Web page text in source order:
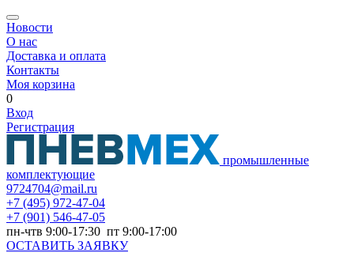
Новости
О нас
Доставка и оплата
Контакты
Моя корзина
0
Вход
Регистрация
промышленные
комплектующие
9724704@mail.ru
+7 (495) 972-47-04
+7 (901) 546-47-05
пн-чтв 9:00-17:30 пт 9:00-17:00
ОСТАВИТЬ ЗАЯВКУ